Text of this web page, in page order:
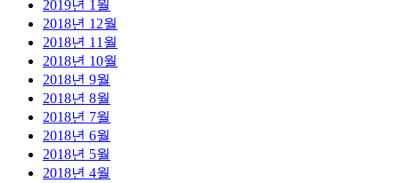
2019년 1월
2018년 12월
2018년 11월
2018년 10월
2018년 9월
2018년 8월
2018년 7월
2018년 6월
2018년 5월
2018년 4월